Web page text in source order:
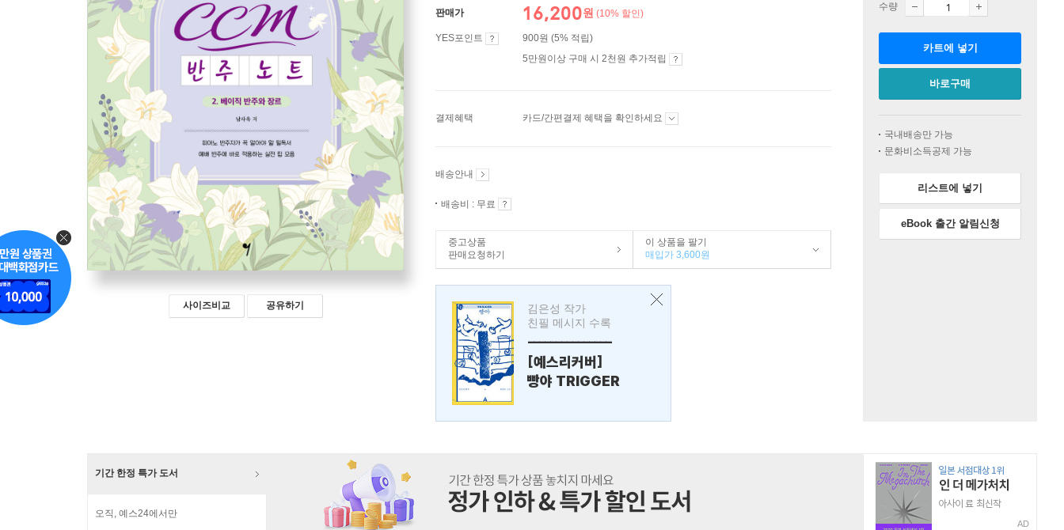
사이즈비교 공유하기
판매가 16,200원 (10% 할인)
YES포인트
900원 (5% 적립)
5만원이상 구매 시 2천원 추가적립
결제혜택 카드/간편결제 혜택을 확인하세요
배송안내
배송비 : 무료
중고상품
판매요청하기
이 상품을 팔기
매입가 3,600원
김은성 작가
친필 메시지 수록
---------------
[예스리커버]
빵야 TRIGGER
수량
카트에 넣기
바로구매
국내배송만 가능
문화비소득공제 가능
리스트에 넣기
eBook 출간 알림신청
기간 한정 특가 도서
오직, 예스24에서만
AD